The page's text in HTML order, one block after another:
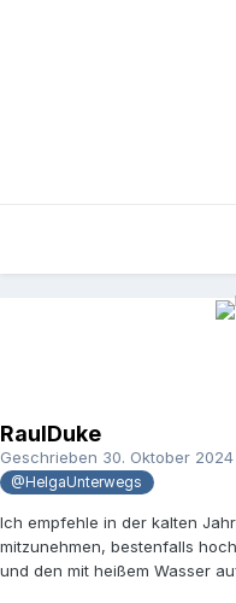
RaulDuke
Geschrieben 30. Oktober 2024
@HelgaUnterwegs
Ich empfehle in der kalten
mitzunehmen, bestenfalls
und den mit heißem Wasser